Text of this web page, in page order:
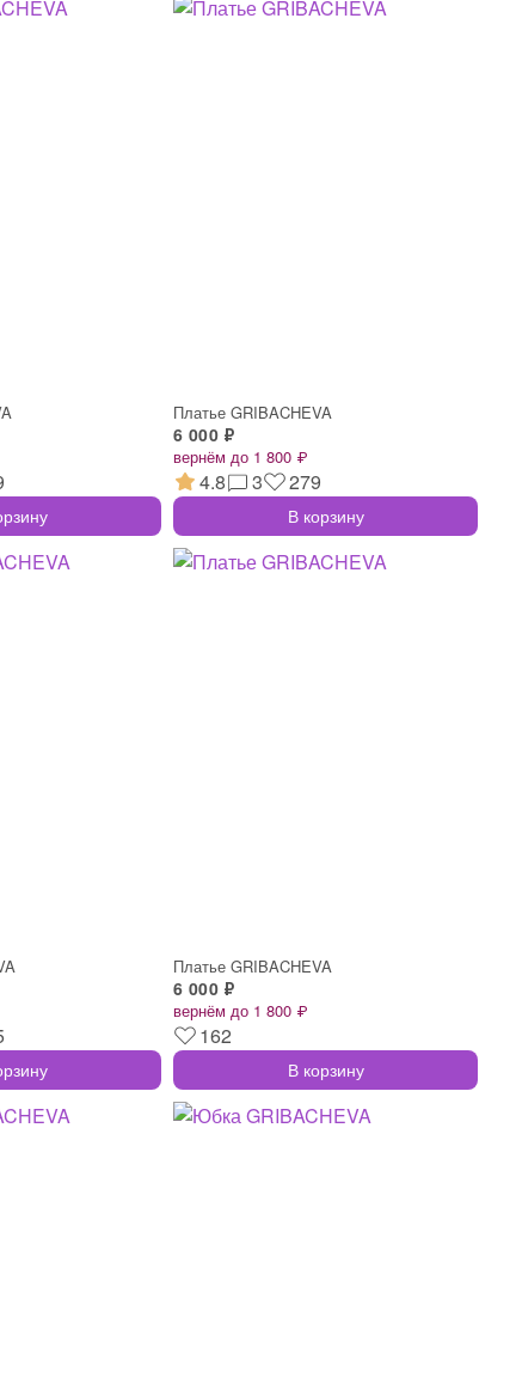
Платье GRIBACHEVA
6 000 ₽
вернём до 1 800 ₽
4.8 3 279
В корзину
Платье GRIBACHEVA
6 000 ₽
вернём до 1 800 ₽
162
В корзину